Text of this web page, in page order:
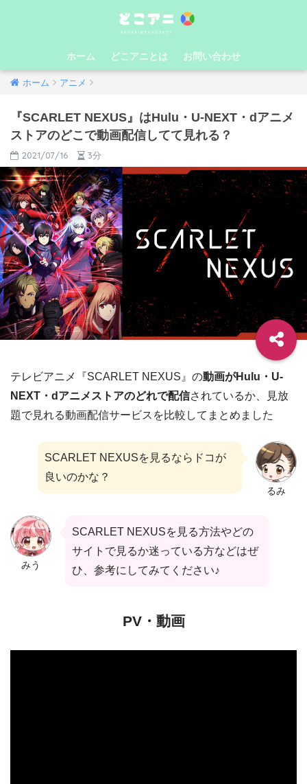
ホーム どこアニとは お問い合わせ
ホーム アニメ
『SCARLET NEXUS』はHulu・U-NEXT・dアニメ
ストアのどこで動画配信してて見れる？
2021/07/16 3分
テレビアニメ『SCARLET NEXUS』の動画がHulu・U-
NEXT・dアニメストアのどれで配信されているか、見放
題で見れる動画配信サービスを比較してまとめました
るみ
SCARLET NEXUSを見るならドコが
良いのかな？
みう
SCARLET NEXUSを見る方法やどの
サイトで見るか迷っている方などはぜ
ひ、参考にしてみてください♪
PV・動画